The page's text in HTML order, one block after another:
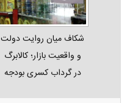
شکاف میان روایت دولت
و واقعیت بازار؛ کالابرگ
در گرداب کسری بودجه